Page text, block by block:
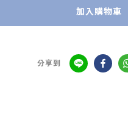
加入購物車
分享到